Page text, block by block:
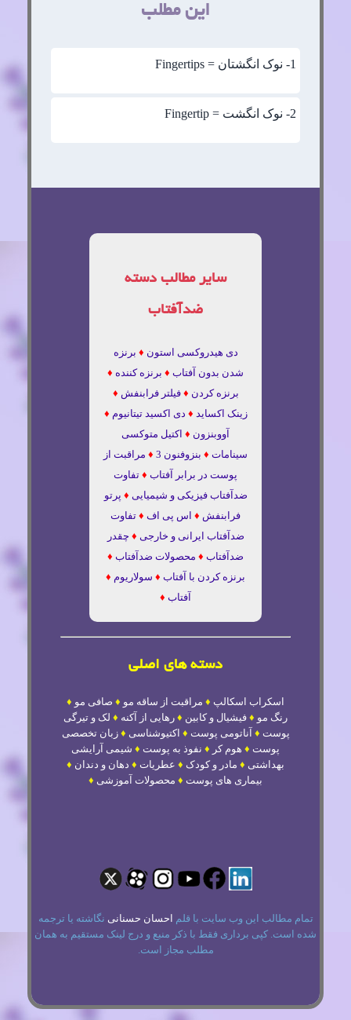
این مطلب
1- نوک انگشتان = Fingertips
2- نوک انگشت = Fingertip
سایر مطالب دسته
ضدآفتاب
دی هیدروکسی استون ♦ برنزه
شدن بدون آفتاب ♦ برنزه کننده ♦
برنزه کردن ♦ فیلتر فرابنفش ♦
زینک اکساید ♦ دی اکسید تیتانیوم ♦
آووبنزون ♦ اکتیل متوکسی
سینامات ♦ بنزوفنون 3 ♦ مراقبت از
پوست در برابر آفتاب ♦ تفاوت
ضدآفتاب فیزیکی و شیمیایی ♦ پرتو
فرابنفش ♦ اس پی اف ♦ تفاوت
ضدآفتاب ایرانی و خارجی ♦ چقدر
ضدآفتاب ♦ محصولات ضدآفتاب ♦
برنزه کردن با آفتاب ♦ سولاریوم ♦
آفتاب ♦
دسته های اصلی
اسکراب اسکالپ ♦ مراقبت از ساقه مو ♦ صافی مو ♦
رنگ مو ♦ فیشیال و کابین ♦ رهایی از آکنه ♦ لک و تیرگی
پوست ♦ آناتومی پوست ♦ اکتیوشناسی ♦ زبان تخصصی
پوست ♦ هوم کر ♦ نفوذ به پوست ♦ شیمی آرایشی
بهداشتی ♦ مادر و کودک ♦ عطریات ♦ دهان و دندان ♦
بیماری های پوست ♦ محصولات آموزشی ♦
تمام مطالب این وب سایت با قلم احسان حسنانی نگاشته یا ترجمه
شده است. کپی برداری فقط با ذکر منبع و درج لینک مستقیم به همان
مطلب مجاز است.